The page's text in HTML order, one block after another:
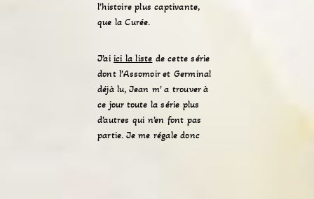
l’histoire plus captivante,
que la Curée.
J’ai ici la liste de cette série
dont l’Assomoir et Germinal
déjà lu, Jean m’ a trouver à
ce jour toute la série plus
d’autres qui n’en font pas
partie. Je me régale donc